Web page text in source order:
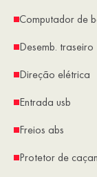
Computador de
Desemb. traseiro
Direção elétrica
Entrada usb
Freios abs
Protetor de